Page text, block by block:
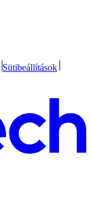
Sütibeállítások